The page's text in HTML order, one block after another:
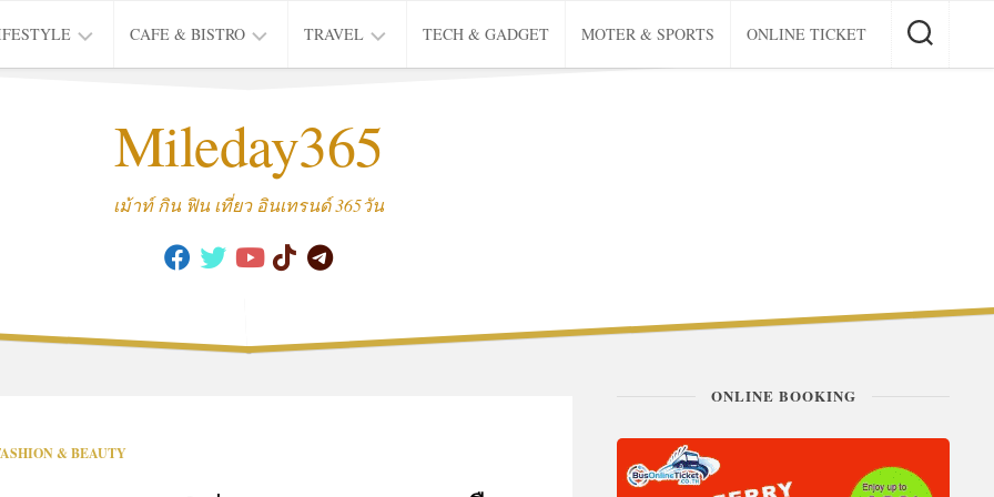
CAFE & BISTRO
CAFE
TRAVEL
THAI
TRIP
TECH & GADGET MOTER & SPORTS ONLINE TICKET
Mileday365
เม้าท์ กิน ฟิน เที่ยว อินเทรนด์ 365วัน
& BEAUTY
ONLINE BOOKING